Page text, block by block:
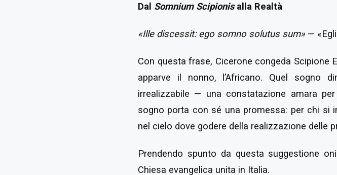
Dal Somnium Scipionis alla Realtà
«Ille discessit: ego somno solutus sum» —
Con questa frase, Cicerone congeda Scipione
apparve il nonno, l’Africano. Quel sogno
irrealizzabile — una constatazione amara
sogno porta con sé una promessa: per chi si
nel cielo dove godere della realizzazione delle
Prendendo spunto da questa suggestione
Chiesa evangelica unita in Italia.